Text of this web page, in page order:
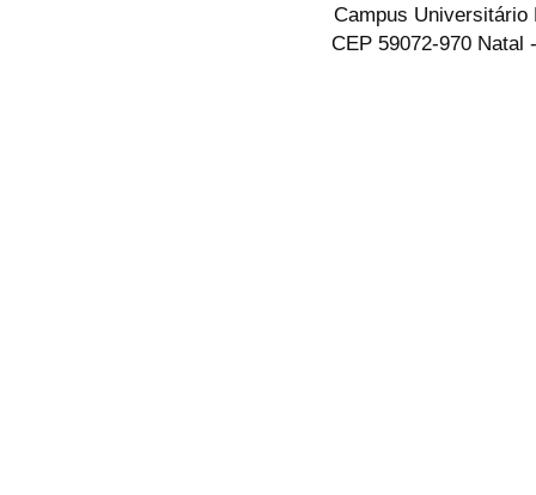
Campus Universitário
CEP 59072-970 Natal